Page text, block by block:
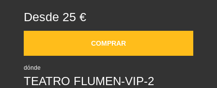
Desde 25 €
COMPRAR
dónde
TEATRO FLUMEN-VIP-2